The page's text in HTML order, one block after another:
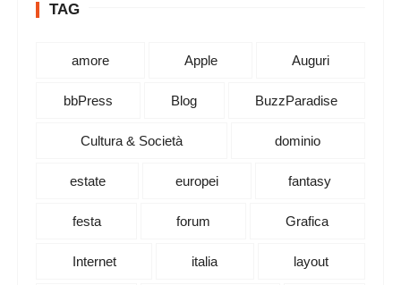
TAG
amore Apple Auguri
bbPress Blog BuzzParadise
Cultura & Società dominio
estate europei fantasy
festa forum Grafica
Internet italia layout